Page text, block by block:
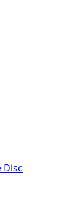
Disc